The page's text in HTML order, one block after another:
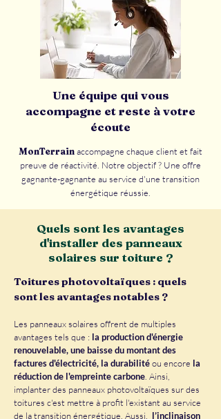
Une équipe qui vous
accompagne et reste à votre
écoute
MonTerrainaccompagne chaque client et fait
preuve de réactivité. Notre objectif ? Une offre
gagnante-gagnante au service d'une transition
énergétique réussie.
Quels sont les avantages
d'installer des panneaux
solaires sur toiture ?
Toitures photovoltaïques : quels
sont les avantages notables ?
Les panneaux solaires offrent de multiples
avantages tels que : la production d'énergie
renouvelable, une baisse du montant des
factures d'électricité, la durabilitéou encore la
réduction de l'empreinte carbone . Ainsi,
implanter des panneaux photovoltaïques sur des
toitures c'est mettre à profit l'existant au service
de la transition énergétique. Aussi, l’inclinaison